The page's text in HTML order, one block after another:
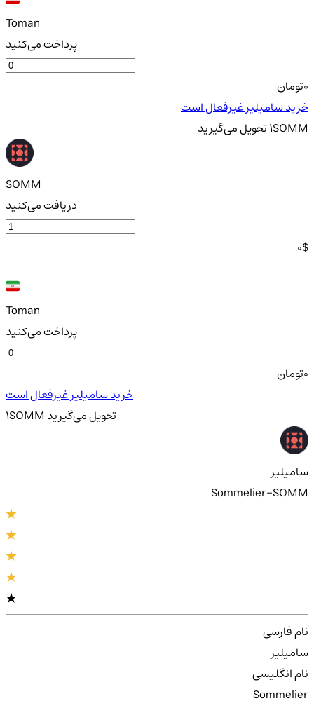
Toman
پرداخت می‌کنید
تومان
خرید سامیلیر غیرفعال است
1SOMMتحویلمی‌گیرید
SOMM
دریافت می‌کنید
0$
Toman
پرداخت می‌کنید
تومان
خرید سامیلیر غیرفعال است
1SOMM تحویلمی‌گیرید
سامیلیر
Sommelier-SOMM
نام فارسی
سامیلیر
نام انگلیسی
Sommelier